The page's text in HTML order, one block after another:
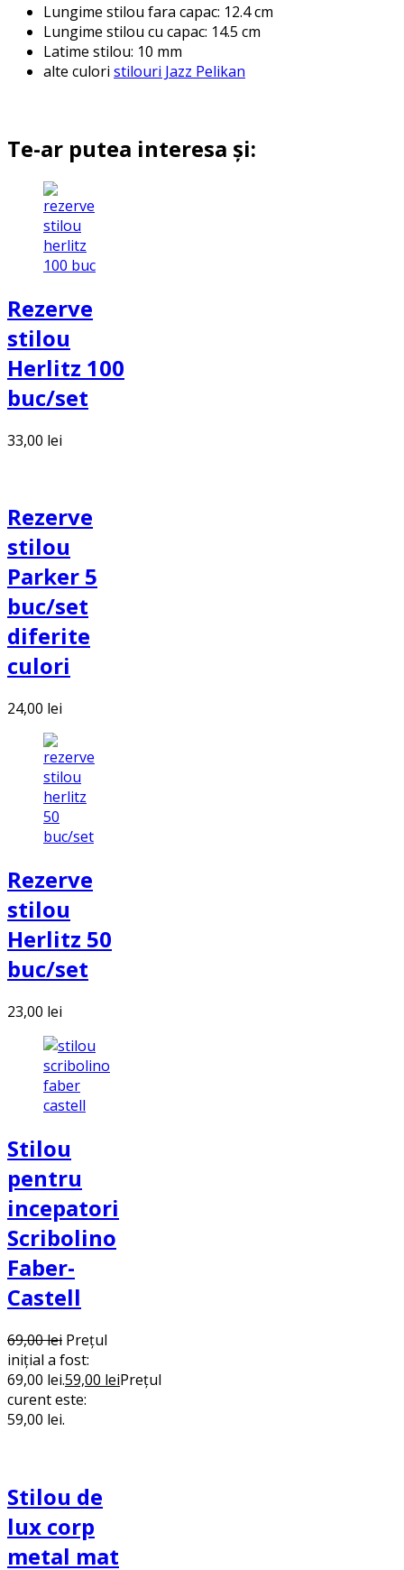
Lungime stilou fara capac: 12.4 cm
Lungime stilou cu capac: 14.5 cm
Latime stilou: 10 mm
alte culori stilouri Jazz Pelikan
Te-ar putea interesa și:
Rezerve
stilou
Herlitz 100
buc/set
33,00 lei
Rezerve
stilou
Parker 5
buc/set
diferite
culori
24,00 lei
Rezerve
stilou
Herlitz 50
buc/set
23,00 lei
Stilou
pentru
incepatori
Scribolino
Faber-
Castell
69,00lei Prețul
inițial a fost:
69,00 lei.59,00 leiPrețul
curent este:
59,00 lei.
Stilou de
lux corp
metal mat